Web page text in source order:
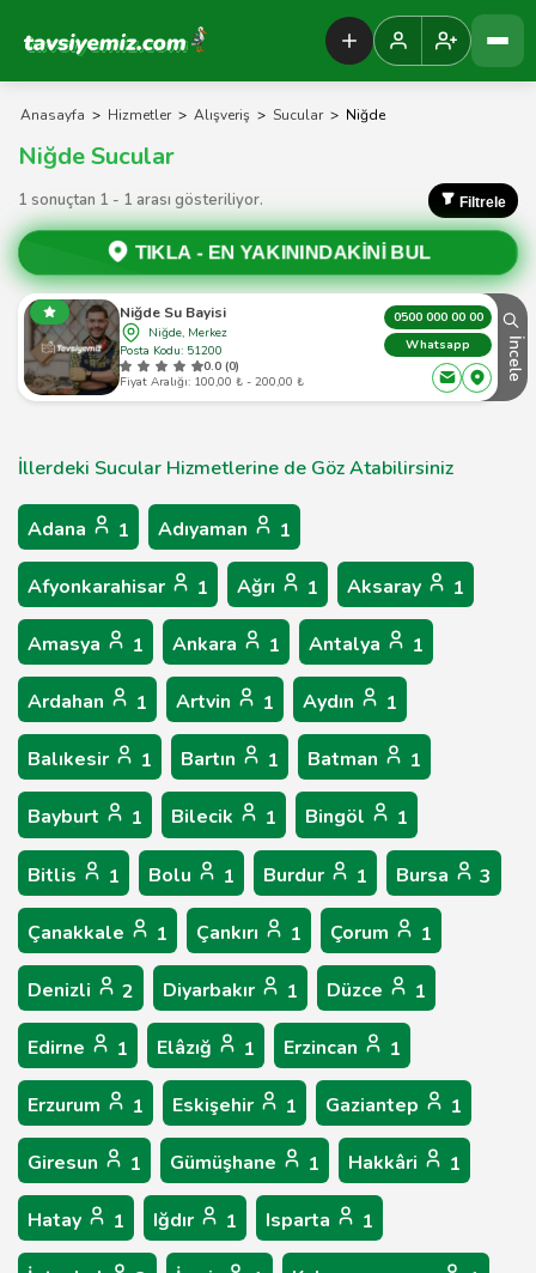
Tavsiyemiz Anasayfa
Anasayfa > Hizmetler > Alışveriş > Sucular > Niğde
Niğde Sucular
1 sonuçtan 1 - 1 arası gösteriliyor. Filtrele
TIKLA - EN YAKININDAKİNİ BUL
Niğde Su Bayisi
Niğde, Merkez
Posta Kodu: 51200
0.0 (0)
Fiyat Aralığı: 100,00 ₺ - 200,00 ₺
0500 000 00 00
Whatsapp
İncele
İllerdeki Sucular Hizmetlerine de Göz Atabilirsiniz
Adana 1 Adıyaman 1
Afyonkarahisar 1 Ağrı 1 Aksaray 1
Amasya 1 Ankara 1 Antalya 1
Ardahan 1 Artvin 1 Aydın 1
Balıkesir 1 Bartın 1 Batman 1
Bayburt 1 Bilecik 1 Bingöl 1
Bitlis 1 Bolu 1 Burdur 1 Bursa 3
Çanakkale 1 Çankırı 1 Çorum 1
Denizli 2 Diyarbakır 1 Düzce 1
Edirne 1 Elâzığ 1 Erzincan 1
Erzurum 1 Eskişehir 1 Gaziantep 1
Giresun 1 Gümüşhane 1 Hakkâri 1
Hatay 1 Iğdır 1 Isparta 1